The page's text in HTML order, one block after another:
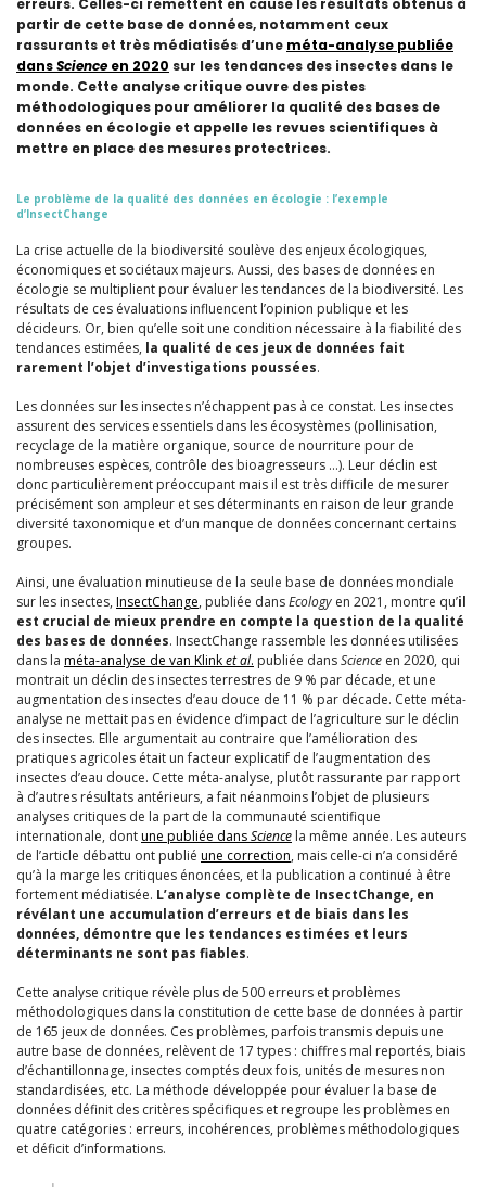
erreurs. Celles-ci remettent en cause les résultats obtenus à
partir de cette base de données, notamment ceux
rassurants et très médiatisés d’une méta-analyse publiée
dansScience en 2020 sur les tendances des insectes dans le
monde. Cette analyse critique ouvre des pistes
méthodologiques pour améliorer la qualité des bases de
données en écologie et appelle les revues scientifiques à
mettre en place des mesures protectrices.
Le problème de la qualité des données en écologie : l’exemple
d’InsectChange
La crise actuelle de la biodiversité soulève des enjeux écologiques,
économiques et sociétaux majeurs. Aussi, des bases de données en
écologie se multiplient pour évaluer les tendances de la biodiversité. Les
résultats de ces évaluations influencent l’opinion publique et les
décideurs. Or, bien qu’elle soit une condition nécessaire à la fiabilité des
tendances estimées, la qualité de ces jeux de données fait
rarement l’objet d’investigations poussées.
Les données sur les insectes n’échappent pas à ce constat. Les insectes
assurent des services essentiels dans les écosystèmes (pollinisation,
recyclage de la matière organique, source de nourriture pour de
nombreuses espèces, contrôle des bioagresseurs …). Leur déclin est
donc particulièrement préoccupant mais il est très difficile de mesurer
précisément son ampleur et ses déterminants en raison de leur grande
diversité taxonomique et d’un manque de données concernant certains
groupes.
Ainsi, une évaluation minutieuse de la seule base de données mondiale
sur les insectes, InsectChange, publiée dansEcology en 2021, montre qu’il
est crucial de mieux prendre en compte la question de la qualité
des bases de données. InsectChange rassemble les données utilisées
dans la méta-analyse de van Klinket al. publiée dansScience en 2020, qui
montrait un déclin des insectes terrestres de 9 % par décade, et une
augmentation des insectes d’eau douce de 11 % par décade. Cette méta-
analyse ne mettait pas en évidence d’impact de l’agriculture sur le déclin
des insectes. Elle argumentait au contraire que l’amélioration des
pratiques agricoles était un facteur explicatif de l’augmentation des
insectes d’eau douce. Cette méta-analyse, plutôt rassurante par rapport
à d’autres résultats antérieurs, a fait néanmoins l’objet de plusieurs
analyses critiques de la part de la communauté scientifique
internationale, dontune publiée dansScience la même année. Les auteurs
de l’article débattu ont publié une correction, mais celle-ci n’a considéré
qu’à la marge les critiques énoncées, et la publication a continué à être
fortement médiatisée. L’analyse complète de InsectChange, en
révélant une accumulation d’erreurs et de biais dans les
données, démontre que les tendances estimées et leurs
déterminants ne sont pas fiables.
Cette analyse critique révèle plus de 500 erreurs et problèmes
méthodologiques dans la constitution de cette base de données à partir
de 165 jeux de données. Ces problèmes, parfois transmis depuis une
autre base de données, relèvent de 17 types : chiffres mal reportés, biais
d’échantillonnage, insectes comptés deux fois, unités de mesures non
standardisées, etc. La méthode développée pour évaluer la base de
données définit des critères spécifiques et regroupe les problèmes en
quatre catégories : erreurs, incohérences, problèmes méthodologiques
et déficit d’informations.